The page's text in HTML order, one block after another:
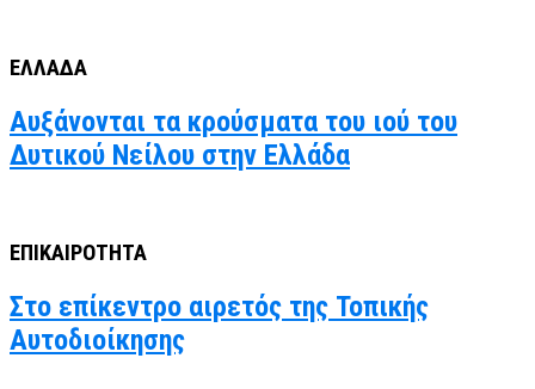
ΕΛΛΑΔΑ
Αυξάνονται τα κρούσματα του ιού του
Δυτικού Νείλου στην Ελλάδα
ΕΠΙΚΑΙΡΟΤΗΤΑ
Στο επίκεντρο αιρετός της Τοπικής
Αυτοδιοίκησης